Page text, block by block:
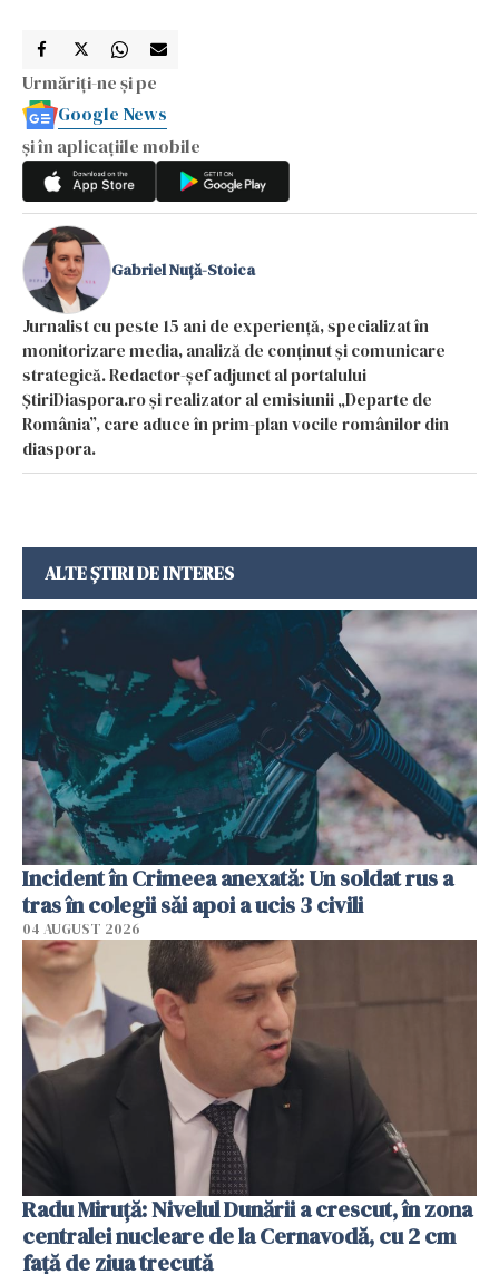
Urmăriți-ne și pe
Google News
și în aplicațiile mobile
Gabriel Nuță-Stoica
Jurnalist cu peste 15 ani de experiență, specializat în
monitorizare media, analiză de conținut și comunicare
strategică. Redactor-șef adjunct al portalului
ȘtiriDiaspora.ro și realizator al emisiunii „Departe de
România”, care aduce în prim-plan vocile românilor din
diaspora.
ALTE ȘTIRI DE INTERES
Incident în Crimeea anexată: Un soldat rus a
tras în colegii săi apoi a ucis 3 civili
04 AUGUST 2026
Radu Miruţă: Nivelul Dunării a crescut, în zona
centralei nucleare de la Cernavodă, cu 2 cm
faţă de ziua trecută